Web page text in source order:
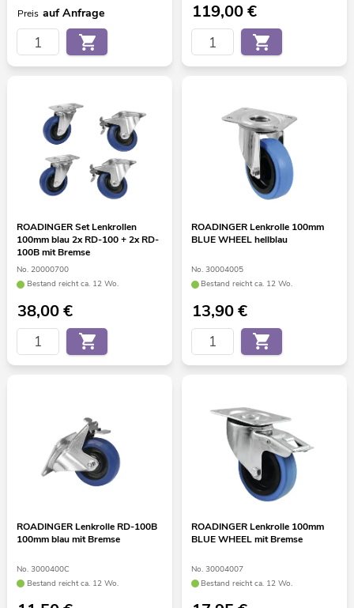
Preis auf Anfrage 119,00€
ROADINGER Set Lenkrollen
100mm blau 2x RD-100 + 2x RD-
100B mit Bremse
No. 20000700
Bestand reicht ca. 12 Wo.
38,00€
ROADINGER Lenkrolle 100mm
BLUE WHEEL hellblau
No. 30004005
Bestand reicht ca. 12 Wo.
13,90€
ROADINGER Lenkrolle RD-100B
100mm blau mit Bremse
No. 3000400C
Bestand reicht ca. 12 Wo.
ROADINGER Lenkrolle 100mm
BLUE WHEEL mit Bremse
No. 30004007
Bestand reicht ca. 12 Wo.